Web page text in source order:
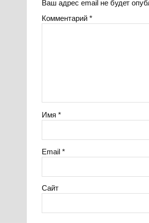
Ваш адрес email не будет
Комментарий*
Имя*
Email*
Сайт